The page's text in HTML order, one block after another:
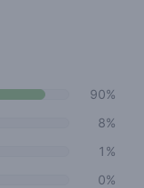
90%
8%
1%
0%